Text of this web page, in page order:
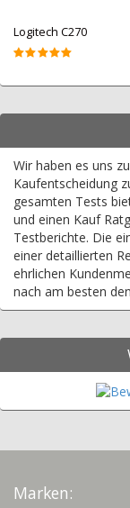
Logitech C270
Wir haben es uns
Kaufentscheidung
gesamten Tests
und einen Kauf
Testberichte. Die
einer detaillierten
ehrlichen
nach am besten
Marken: